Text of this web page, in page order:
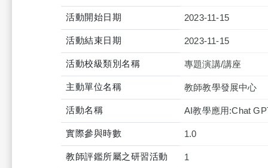
活動開始日期 2023-11-15
活動結束日期 2023-11-15
活動校級類別名稱 專題演講/講座
主動單位名稱 教師教學發展中心
活動名稱 AI教學應用:Chat
實際參與時數 1.0
教師評鑑所屬之研習活動 1